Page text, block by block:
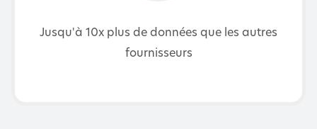
Jusqu'à 10x plus de données que les autres
fournisseurs